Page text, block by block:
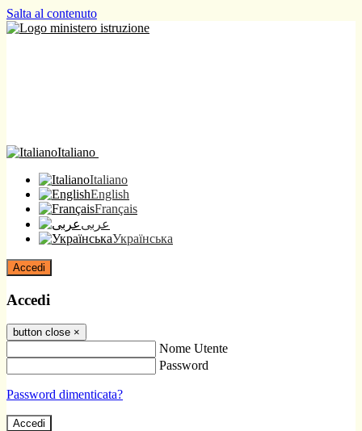
Salta al contenuto
Italiano
Italiano
English
Français
عربى
Українська
Accedi
Accedi
button close ×
Nome Utente
Password
Password dimenticata?